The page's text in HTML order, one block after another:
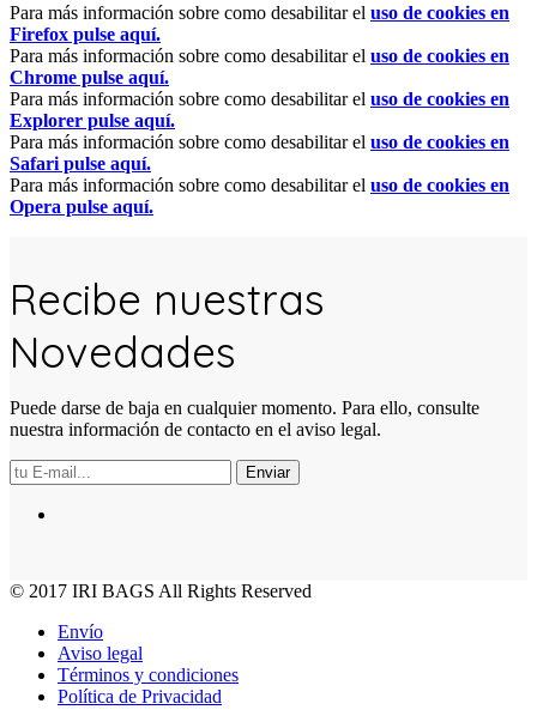
Para más información sobre como desabilitar el uso de cookies en
Firefox pulse aquí.
Para más información sobre como desabilitar el uso de cookies en
Chrome pulse aquí.
Para más información sobre como desabilitar el uso de cookies en
Explorer pulse aquí.
Para más información sobre como desabilitar el uso de cookies en
Safari pulse aquí.
Para más información sobre como desabilitar el uso de cookies en
Opera pulse aquí.
Recibe nuestras
Novedades
Puede darse de baja en cualquier momento. Para ello, consulte
nuestra información de contacto en el aviso legal.
Enviar
© 2017 IRI BAGS All Rights Reserved
Envío
Aviso legal
Términos y condiciones
Política de Privacidad